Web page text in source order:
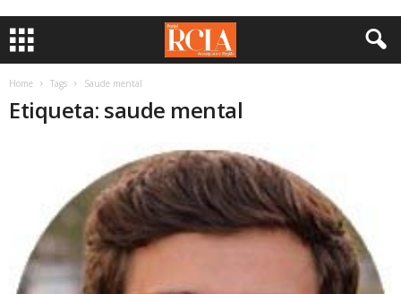
Home Tags Saude mental
Etiqueta: saude mental